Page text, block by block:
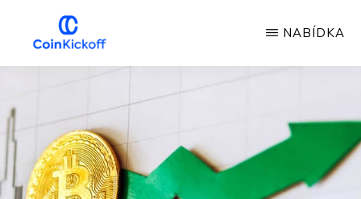
hlavní
COIN
NABÍDKA